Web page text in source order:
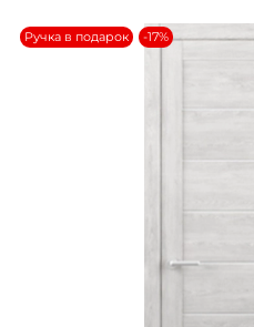
Ручка в подарок -17%